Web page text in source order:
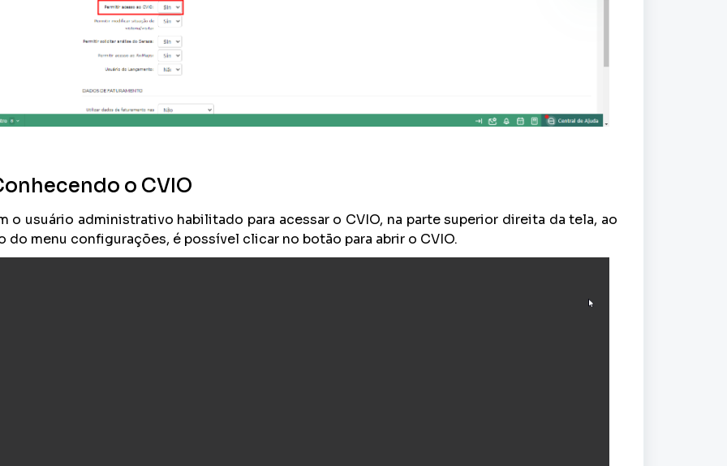
o CVIO
o usuário administrativo habilitado para acessar o CVIO, na parte superior direita da tela, ao
do menu configurações, é possível clicar no botão para abrir o CVIO.